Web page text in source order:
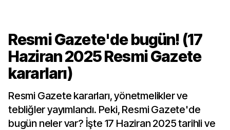
Resmi Gazete'de bugün! (17
Haziran 2025 Resmi Gazete
kararları)
Resmi Gazete kararları, yönetmelikler ve
tebliğler yayımlandı. Peki, Resmi Gazete'de
bugün neler var? İşte 17 Haziran 2025 tarihli ve